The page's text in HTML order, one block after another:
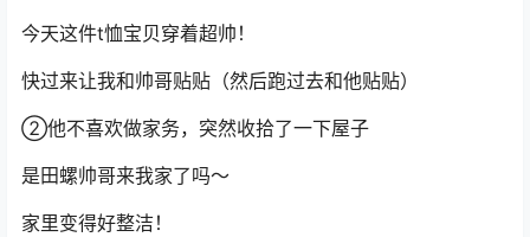
今天这件t恤宝贝穿着超帅！
快过来让我和帅哥贴贴（然后跑过去和他贴贴）
②他不喜欢做家务，突然收拾了一下屋子
是田螺帅哥来我家了吗～
家里变得好整洁！